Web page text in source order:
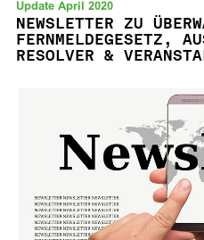
Update April 2020
NEWSLETTER ZU
FERNMELDEGESETZ,
RESOLVER &